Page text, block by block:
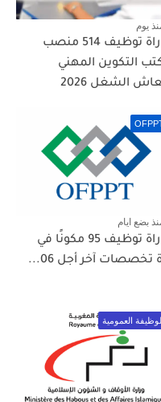
يوم
مباراة توظيف 514 منصب
التكوين المهني
الشغل 2026
بضع ايام
مباراة توظيف 95 مكونًا في
تخصصات آخر أجل 06...
العمومية